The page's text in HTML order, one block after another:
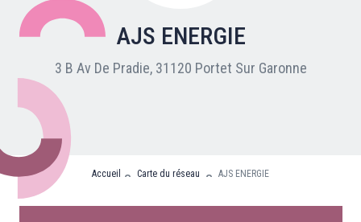
Nos adhérents
Carte du réseau
Nos partenaires
Clients professionnels
AJS ENERGIE
3 B Av De Pradie, 31120 Portet Sur Garonne
Accueil Carte du réseau AJS ENERGIE